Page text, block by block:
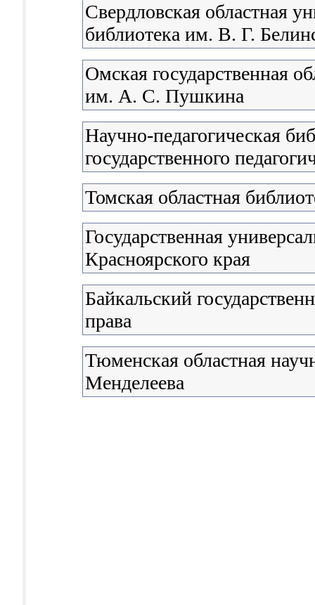
Свердловская областная
библиотека им. В. Г.
Омская государственная
им. А. С. Пушкина
Научно-педагогическая
государственного
Томская областная
Государственная
Красноярского края
Байкальский
права
Тюменская областная
Менделеева